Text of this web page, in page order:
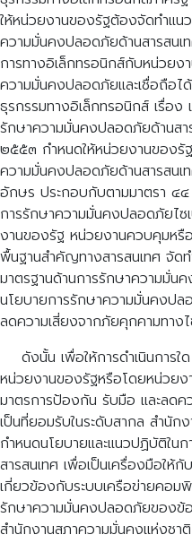
ให้หน่วยงานของรัฐต้องจัดทำแน
ความมั่นคงปลอดภัยด้านสารสนเ
การทางอิเล็กทรอนิกส์กับหน่วย
ความมั่นคงปลอดภัยและเชื่อถือไ
ธุรกรรมทางอิเล็กทรอนิกส์ เรื่อง
รักษาความมั่นคงปลอดภัยด้านส
๒๕๕๓ กำหนดให้หน่วยงานของรั
ความมั่นคงปลอดภัยด้านสารสน
อักษร ประกอบกับตามมาตรา ๔
การรักษาความมั่นคงปลอดภัยไ
งานของรัฐ หน่วยงานควบคุมหรื
พื้นฐานสำคัญทางสารสนเทศ จัด
มาตรฐานด้านการรักษาความมั่น
นโยบายการรักษาความมั่นคงป
ลดความเสี่ยงจากภัยคุกคามทาง
ดังนั้น เพื่อให้การดำเนินการใ
หน่วยงานของรัฐหรือโดยหน่วย
มาตรการป้องกัน รับมือ และลดค
เป็นที่ยอมรับในระดับสากล สำนัก
กำหนดนโยบายและแนวปฏิบัติใน
สารสนเทศ เพื่อเป็นเครื่องมือให้
เกี่ยวข้องกับระบบเครือข่ายคอม
รักษาความมั่นคงปลอดภัยของข้อ
สำนักงานสภาความมั่นคงแห่งช